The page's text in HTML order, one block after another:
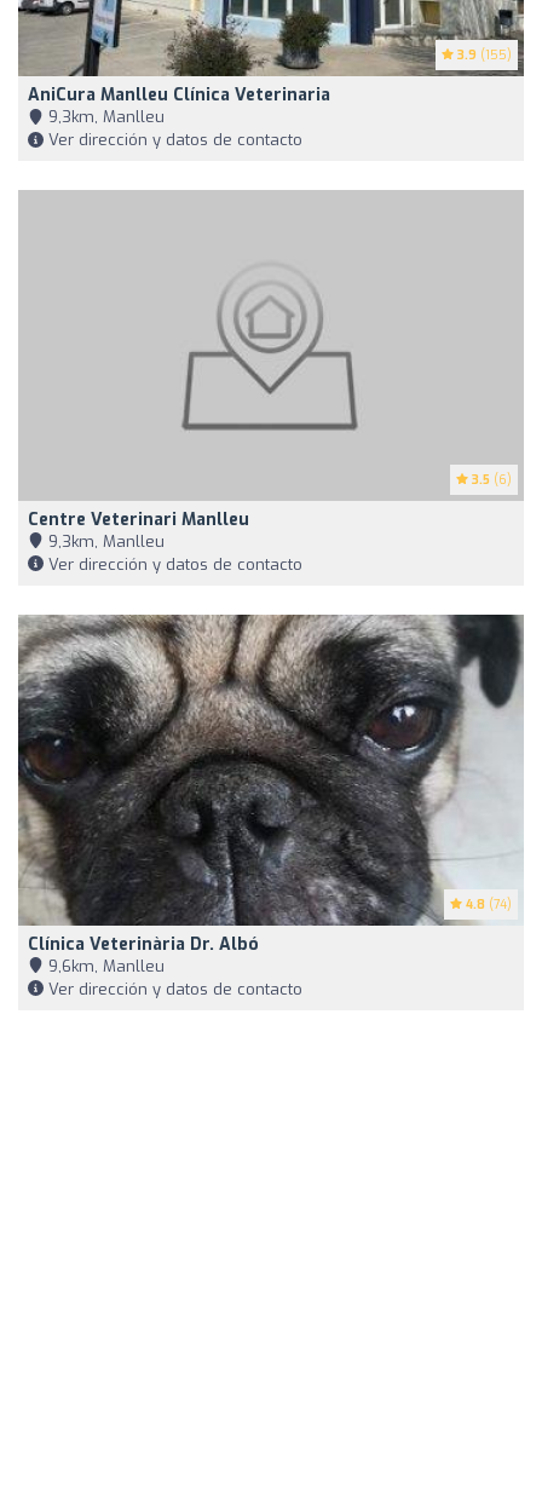
3.9 (155)
AniCura Manlleu Clínica Veterinaria
9,3km, Manlleu
Ver dirección y datos de contacto
3.5 (6)
Centre Veterinari Manlleu
9,3km, Manlleu
Ver dirección y datos de contacto
4.8 (74)
Clínica Veterinària Dr. Albó
9,6km, Manlleu
Ver dirección y datos de contacto